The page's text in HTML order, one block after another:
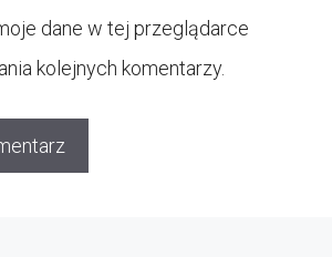
dane w tej przeglądarce
kolejnych komentarzy.